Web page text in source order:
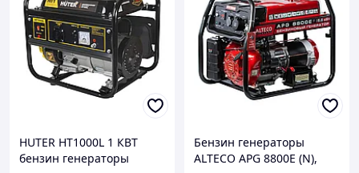
HUTER HT1000L 1 КВТ
бензин генераторы
Бензин генераторы
ALTECO APG 8800E (N),